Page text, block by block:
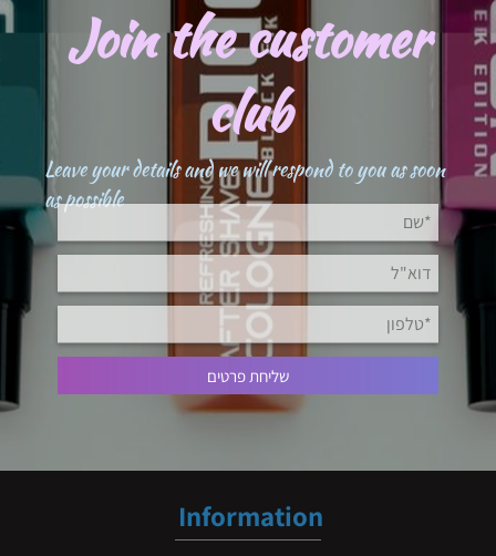
Join the customer
club
Leave your details and we will respond to you as soon
as possible
Information